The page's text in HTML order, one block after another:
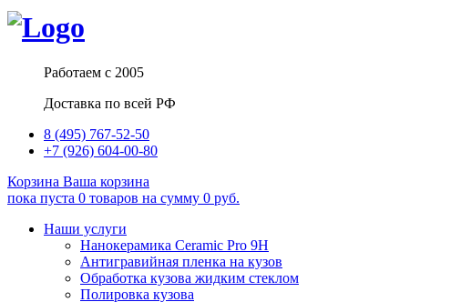
Работаем с 2005
Доставка по всей РФ
8 (495) 767-52-50
+7 (926) 604-00-80
Корзина Ваша корзина
пока пуста 0 товаров на сумму 0 руб.
Наши услуги
Нанокерамика Ceramic Pro 9H
Антигравийная пленка на кузов
Обработка кузова жидким стеклом
Полировка кузова